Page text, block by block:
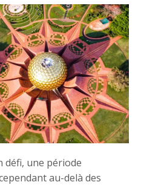
défi, une période
au-delà des